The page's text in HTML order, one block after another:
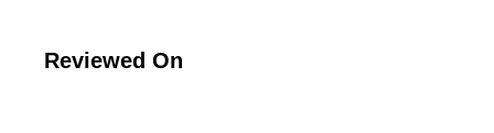
Reviewed On